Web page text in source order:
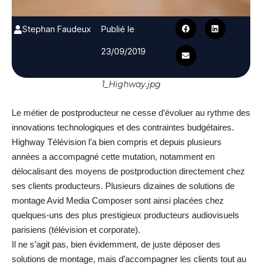
Stephan Faudeux
Publié le
23/09/2019
1_Highway.jpg
Le métier de postproducteur ne cesse d’évoluer au rythme des
innovations technologiques et des contraintes budgétaires.
Highway Télévision l’a bien compris et depuis plusieurs
années a accompagné cette mutation, notamment en
délocalisant des moyens de postproduction directement chez
ses clients producteurs. Plusieurs dizaines de solutions de
montage Avid Media Composer sont ainsi placées chez
quelques-uns des plus prestigieux producteurs audiovisuels
parisiens (télévision et corporate).
Il ne s’agit pas, bien évidemment, de juste déposer des
solutions de montage, mais d’accompagner les clients tout au